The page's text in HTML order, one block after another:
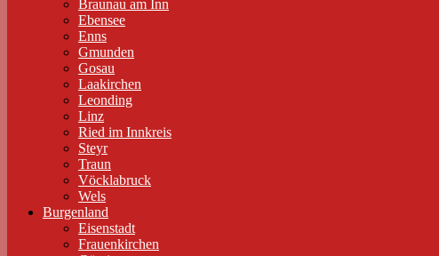
Braunau am Inn
Ebensee
Enns
Gmunden
Gosau
Laakirchen
Leonding
Linz
Ried im Innkreis
Steyr
Traun
Vöcklabruck
Wels
Burgenland
Eisenstadt
Frauenkirchen